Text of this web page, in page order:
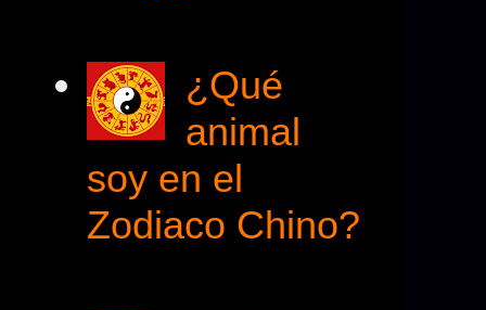
¿Qué
animal
soy en el
Zodiaco Chino?